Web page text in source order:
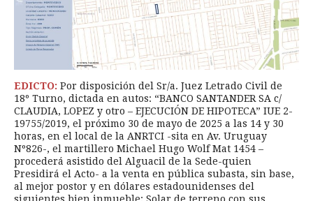
EDICTO: Por disposición del Sr/a. Juez Letrado Civil de
18º Turno, dictada en autos: “BANCO SANTANDER SA c/
CLAUDIA, LOPEZ y otro – EJECUCIÓN DE HIPOTECA” IUE 2-
19755/2019, el próximo 30 de mayo de 2025 a las 14 y 30
horas, en el local de la ANRTCI -sita en Av. Uruguay
Nº826-, el martillero Michael Hugo Wolf Mat 1454 –
procederá asistido del Alguacil de la Sede-quien
Presidirá el Acto- a la venta en pública subasta, sin base,
al mejor postor y en dólares estadounidenses del